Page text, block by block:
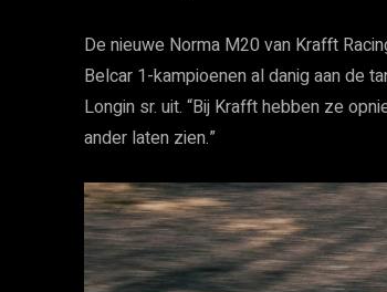
De nieuwe Norma M20 van Krafft
Belcar 1-kampioenen al danig aan de
Longin sr. uit. “Bij Krafft hebben ze
ander laten zien.”